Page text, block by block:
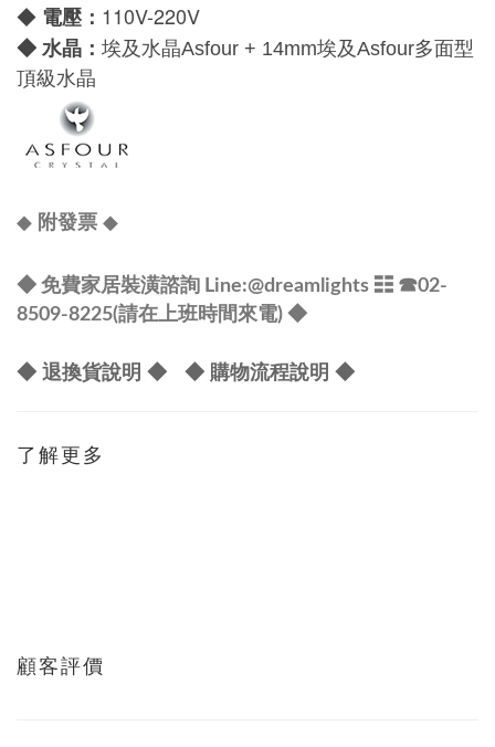
◆ 電壓： 110V-220V
◆ 水晶： 埃及水晶Asfour + 14mm埃及Asfour多面型
頂級水晶
◆ 附發票◆
◆ 免費家居裝潢諮詢 Line:@dreamlights ☷ ☎02-
8509-8225(請在上班時間來電) ◆
◆ 退換貨說明 ◆ ◆ 購物流程說明 ◆
了解更多
顧客評價